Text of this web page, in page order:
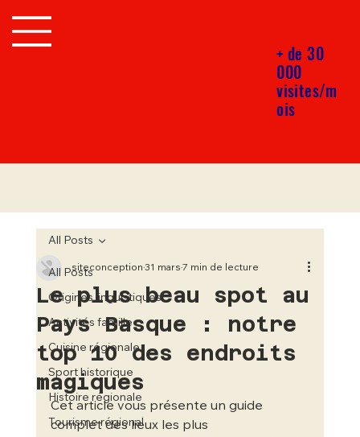
+ de 30
000
visites/m
ois
All Posts
Origines linguistiques
Activités famille
Cuisine régionale
Sport historique
Histoire régionale
Tourisme régional
All Posts
Le plus beau spot au
Pays Basque : notre
top 10 des endroits
magiques
siteconception 31 mars 7 min de lecture
Cet article vous présente un guide
complet des lieux les plus